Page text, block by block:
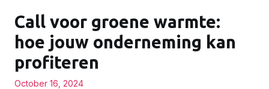
Call voor groene warmte:
hoe jouw onderneming kan
profiteren
October 16, 2024